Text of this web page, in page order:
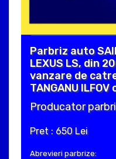
Parbriz auto
LEXUS LS, din
vanzare de
TANGANU
Producator
Pret : 650 Lei
Abrevieri parbrize: